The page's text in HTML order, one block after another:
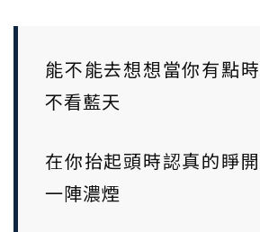
能不能去想想當你有點
不看藍天
在你抬起頭時認真的睜
一陣濃煙